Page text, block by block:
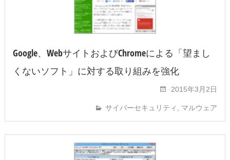
Google、WebサイトおよびChromeによる「望まし
くないソフト」に対する取り組みを強化
2015年3月2日
サイバーセキュリティ マルウェア